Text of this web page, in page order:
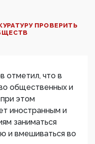
ПРОВЕРИТЬ
отметил, что в
общественных и
этом
иностранным и
заниматься
и вмешиваться во